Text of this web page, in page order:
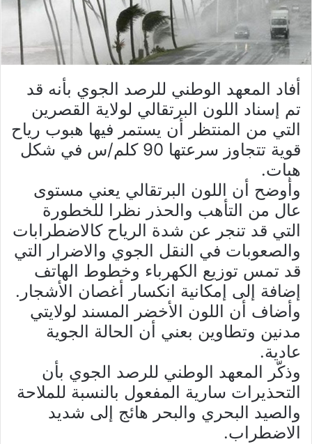
أفاد المعهد الوطني للرصد الجوي بأنه قد
تم إسناد اللون البرتقالي لولاية القصرين
التي من المنتظر أن يستمر فيها هبوب رياح
قوية تتجاوز سرعتها 90 كلم/س في شكل
هبات.
وأوضح أن اللون البرتقالي يعني مستوى
عال من التأهب والحذر نظرا للخطورة
التي قد تنجر عن شدة الرياح كالاضطرابات
والصعوبات في النقل الجوي والاضرار التي
قد تمس توزيع الكهرباء وخطوط الهاتف
إضافة إلى إمكانية انكسار أغصان الأشجار.
وأضاف أن اللون الأخضر المسند لولايتي
مدنين وتطاوين بعني أن الحالة الجوية
عادية.
وذكّر المعهد الوطني للرصد الجوي بأن
التحذيرات سارية المفعول بالنسبة للملاحة
والصيد البحري والبحر هائج إلى شديد
الاضطراب.